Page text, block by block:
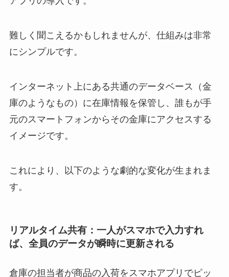
難しく聞こえるかもしれませんが、仕組みは非常
にシンプルです。
インターネット上にある共通のデータベース（金
庫のようなもの）に在庫情報を保管し、誰もが手
元のスマートフォンからその金庫にアクセスする
イメージです。
これにより、以下のような劇的な変化が生まれま
す。
リアルタイム共有：一人がスマホで入力すれ
ば、全員のデータが瞬時に更新される
倉庫の担当者が商品の入荷をスマホアプリでピッ